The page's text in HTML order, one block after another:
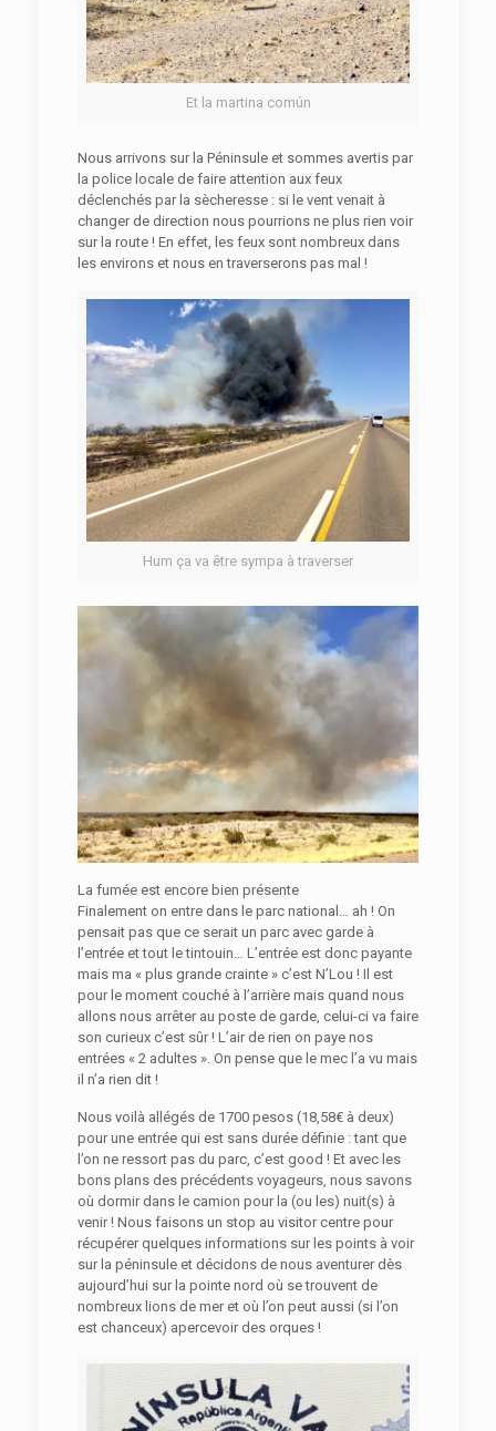
Et la martina común
Nous arrivons sur la Péninsule et sommes avertis par
la police locale de faire attention aux feux
déclenchés par la sècheresse : si le vent venait à
changer de direction nous pourrions ne plus rien voir
sur la route ! En effet, les feux sont nombreux dans
les environs et nous en traverserons pas mal !
Hum ça va être sympa à traverser
La fumée est encore bien présente
Finalement on entre dans le parc national… ah ! On
pensait pas que ce serait un parc avec garde à
l’entrée et tout le tintouin… L’entrée est donc payante
mais ma « plus grande crainte » c’est N’Lou ! Il est
pour le moment couché à l’arrière mais quand nous
allons nous arrêter au poste de garde, celui-ci va faire
son curieux c’est sûr ! L’air de rien on paye nos
entrées « 2 adultes ». On pense que le mec l’a vu mais
il n’a rien dit !
Nous voilà allégés de 1700 pesos (18,58€ à deux)
pour une entrée qui est sans durée définie : tant que
l’on ne ressort pas du parc, c’est good ! Et avec les
bons plans des précédents voyageurs, nous savons
où dormir dans le camion pour la (ou les) nuit(s) à
venir ! Nous faisons un stop au visitor centre pour
récupérer quelques informations sur les points à voir
sur la péninsule et décidons de nous aventurer dès
aujourd’hui sur la pointe nord où se trouvent de
nombreux lions de mer et où l’on peut aussi (si l’on
est chanceux) apercevoir des orques !